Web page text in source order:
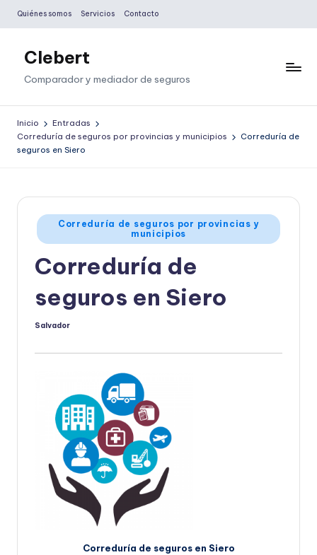
Saltar
contenido
Quiénes somos Servicios Contacto
Clebert
Comparador y mediador de seguros
Inicio
Entradas
Correduría de seguros por provincias y municipios
Correduría de
seguros en Siero
Publicado
en
Correduría de seguros por provincias y
municipios
Correduría de
seguros en Siero
Publicado
Salvador
Correduría de seguros en Siero